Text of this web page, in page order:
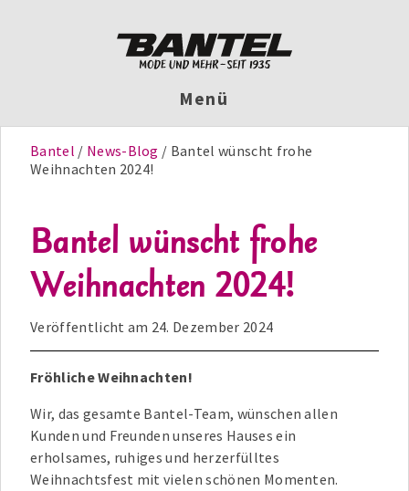
Menü
Bantel News-Blog
Bantel wünscht frohe
Weihnachten 2024!
Bantel wünscht frohe
Weihnachten 2024!
Veröffentlicht am 24. Dezember 2024
Fröhliche Weihnachten!
Wir, das gesamte Bantel-Team, wünschen allen
Kunden und Freunden unseres Hauses ein
erholsames, ruhiges und herzerfülltes
Weihnachtsfest mit vielen schönen Momenten.